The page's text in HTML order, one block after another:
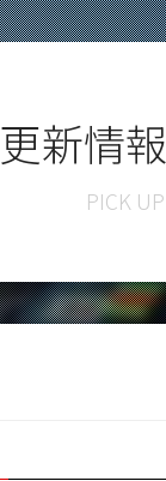
更新情報